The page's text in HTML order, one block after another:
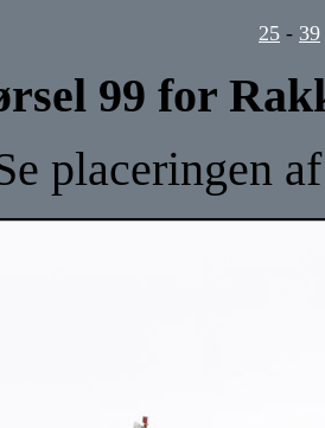
25 - 39
99 for
placeringen